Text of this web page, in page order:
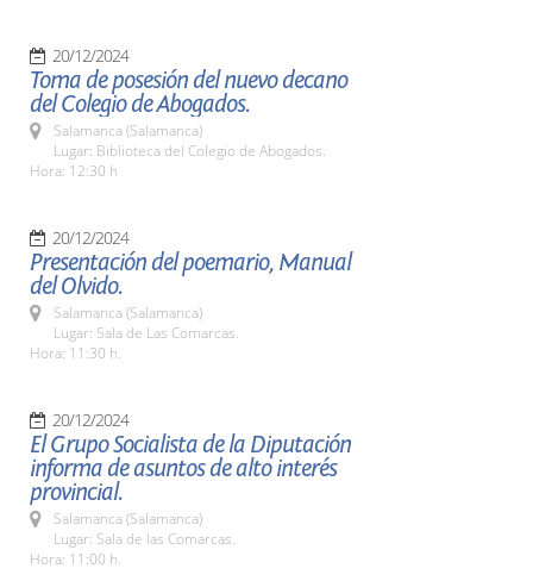
20/12/2024
Toma de posesión del nuevo decano
del Colegio de Abogados.
Salamanca (Salamanca)
Lugar: Biblioteca del Colegio de Abogados.
Hora: 12:30 h
20/12/2024
Presentación del poemario, Manual
del Olvido.
Salamanca (Salamanca)
Lugar: Sala de Las Comarcas.
Hora: 11:30 h.
20/12/2024
El Grupo Socialista de la Diputación
informa de asuntos de alto interés
provincial.
Salamanca (Salamanca)
Lugar: Sala de las Comarcas.
Hora: 11:00 h.